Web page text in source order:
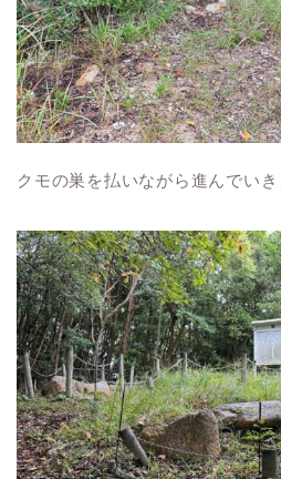
クモの巣を払いながら進んでいき